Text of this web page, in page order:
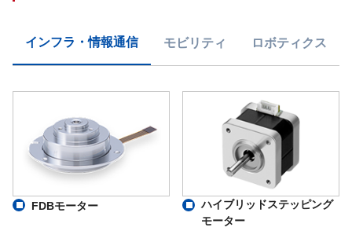
インフラ・情報通信 モビリティ ロボティクス
FDBモーター
ハイブリッドステッピング
モーター